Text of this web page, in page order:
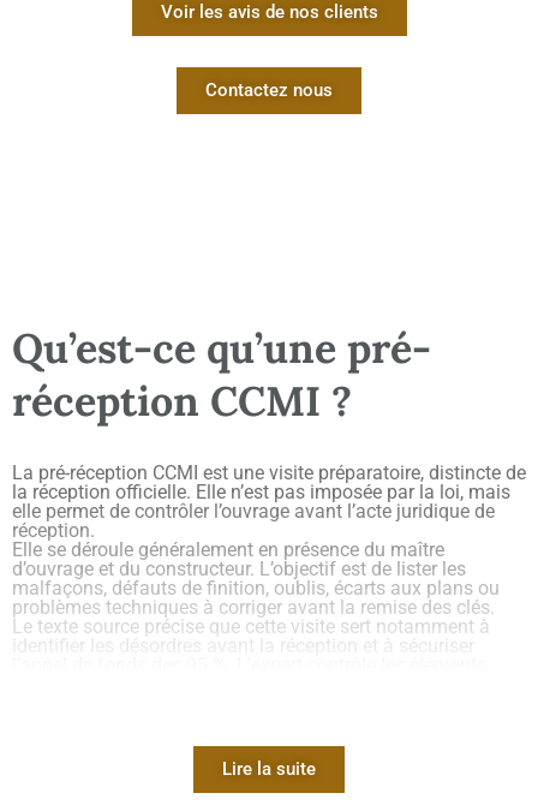
Voir les avis de nos clients
Contactez nous
Qu’est-ce qu’une pré-
réception CCMI ?
La pré-réception CCMI est une visite préparatoire, distincte de
la réception officielle. Elle n’est pas imposée par la loi, mais
elle permet de contrôler l’ouvrage avant l’acte juridique de
réception.
Elle se déroule généralement en présence du maître
d’ouvrage et du constructeur. L’objectif est de lister les
malfaçons, défauts de finition, oublis, écarts aux plans ou
problèmes techniques à corriger avant la remise des clés.
Le texte source précise que cette visite sert notamment à
identifier les désordres avant la réception et à sécuriser
Sur le terrain, un indice fréquent est le décalage entre une
maison “présentable” et une maison réellement conforme.
Une porte peut fermer, mais frotter. Une prise peut être posée,
mais mal positionnée par rapport au plan. Une évacuation
Lire la suite